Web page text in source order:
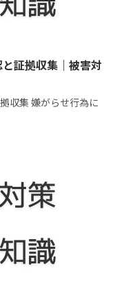
証拠収集｜被害対
行為に